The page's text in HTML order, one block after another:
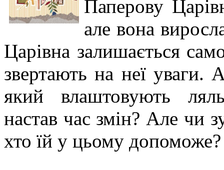
Паперову
але вона
Царівна залишається
звертають на неї уваги.
який влаштовують
настав час змін? Але чи
хто їй у цьому допоможе?